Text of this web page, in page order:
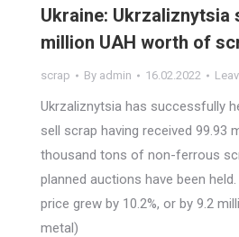
Ukraine: Ukrzaliznytsia
million UAH worth of
scrap By admin 16.02.2022
Ukrzaliznytsia has successfully
sell scrap having received 99.93
thousand tons of non-ferrous
planned auctions have been
price grew by 10.2%, or by 9.2
metal)